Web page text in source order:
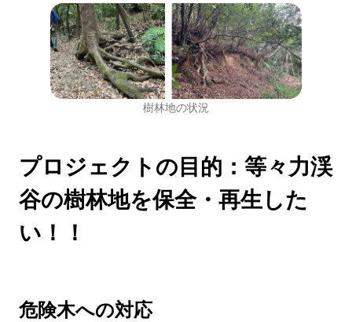
樹林地の状況
プロジェクトの目的：等々力渓
谷の樹林地を保全・再生した
い！！
危険木への対応